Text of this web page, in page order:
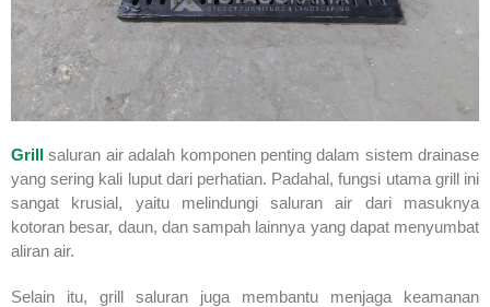
Grill saluran air adalah komponen penting dalam sistem drainase
yang sering kali luput dari perhatian. Padahal, fungsi utama grill ini
sangat krusial, yaitu melindungi saluran air dari masuknya
kotoran besar, daun, dan sampah lainnya yang dapat menyumbat
aliran air.
Selain itu, grill saluran juga membantu menjaga keamanan